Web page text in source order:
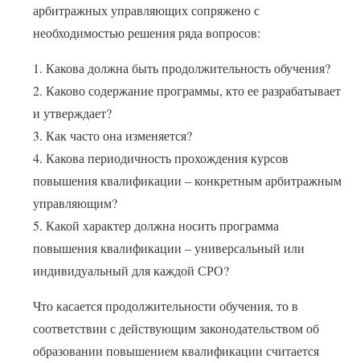
арбитражных управляющих сопряжено с
необходимостью решения ряда вопросов:
1. Какова должна быть продолжительность обучения?
2. Каково содержание программы, кто ее разрабатывает
и утверждает?
3. Как часто она изменяется?
4. Какова периодичность прохождения курсов
повышения квалификации – конкретным арбитражным
управляющим?
5. Какой характер должна носить программа
повышения квалификации – универсальный или
индивидуальный для каждой СРО?
Что касается продолжительности обучения, то в
соответствии с действующим законодательством об
образовании повышением квалификации считается